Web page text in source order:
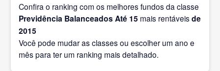
Confira o ranking com os melhores fundos da classe
Previdência Balanceados Até 15 mais rentáveisde
2015
Você pode mudar as classes ou escolher um ano e
mês para ter um ranking mais detalhado.